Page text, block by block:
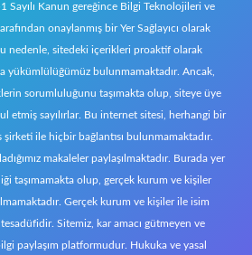
Sayılı Kanun gereğince Bilgi Teknolojileri ve
onaylanmış bir Yer Sağlayıcı olarak
nedenle, sitedeki içerikleri proaktif olarak
yükümlülüğümüz bulunmamaktadır. Ancak,
sorumluluğunu taşımakta olup, siteye üye
etmiş sayılırlar. Bu internet sitesi, herhangi bir
şirketi ile hiçbir bağlantısı bulunmamaktadır.
makaleler paylaşılmaktadır. Burada yer
taşımamakta olup, gerçek kurum ve kişiler
Gerçek kurum ve kişiler ile isim
Sitemiz, kar amacı gütmeyen ve
paylaşım platformudur. Hukuka ve yasal